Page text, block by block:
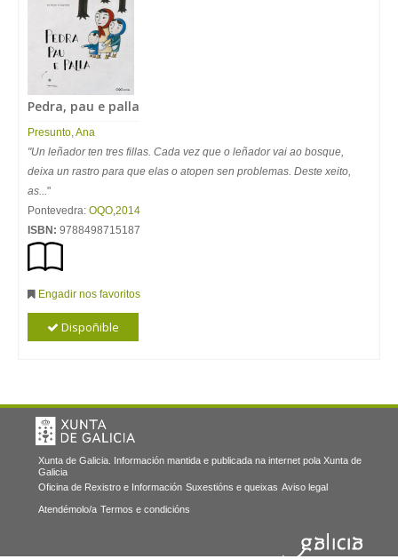
Pedra, pau e palla
Presunto, Ana
"Un leñador ten tres fillas. Cada vez que o leñador vai ao bosque,
deixa un rastro para que elas o atopen sen problemas. Deste xeito,
as..."
Pontevedra: OQO,2014
ISBN: 9788498715187
Engadir nos favoritos
Dispoñible
Xunta de Galicia. Información mantida e publicada na internet pola Xunta de
Galicia
Oficina de Rexistro e Información Suxestións e queixas Aviso legal
Atendémolo/a Termos e condicións